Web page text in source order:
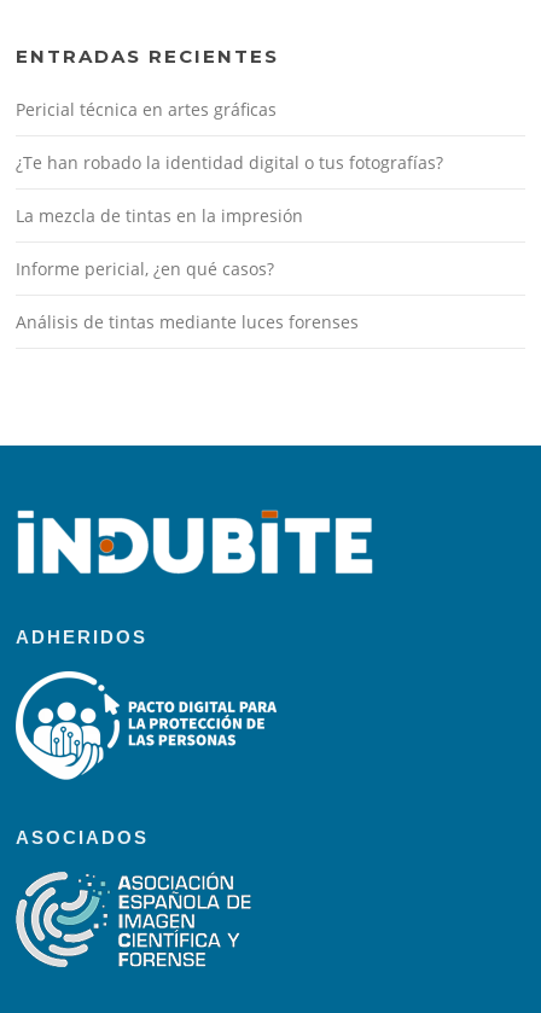
ENTRADAS RECIENTES
Pericial técnica en artes gráficas
¿Te han robado la identidad digital o tus fotografías?
La mezcla de tintas en la impresión
Informe pericial, ¿en qué casos?
Análisis de tintas mediante luces forenses
ADHERIDOS
ASOCIADOS